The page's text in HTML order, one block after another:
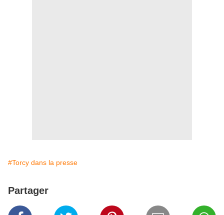
#Torcy dans la presse
Partager